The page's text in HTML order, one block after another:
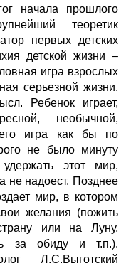
начала прошлого
теоретик
первых детских
детской жизни –
игра взрослых
серьезной жизни.
Ребенок играет,
необычной,
игра как бы по
не было минуту
этот мир,
не надоест. Позднее
мир, в котором
желания (пожить
или на Луну,
за обиду и т.п.).
Л.С.Выготский